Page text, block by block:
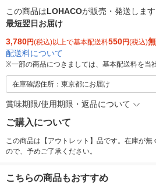
この商品はLOHACOが販売・発送します
最短翌日お届け
3,780円(税込)以上で基本配送料550円(税込)
配送料について
※一部の商品につきましては、基本配送料を当
在庫確認住所：東京都にお届け
賞味期限/使用期限・返品について
ご購入について
この商品は【アウトレット】品です。在庫が
ので、予めご了承ください。
こちらの商品もおすすめ